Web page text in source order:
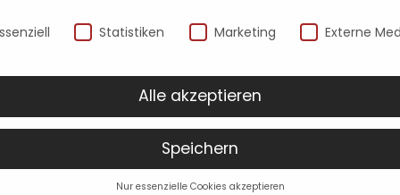
Statistiken Marketing Externe
Alle akzeptieren
Speichern
Nur essenzielle Cookies akzeptieren